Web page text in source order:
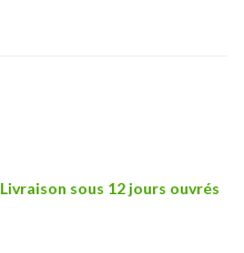
Livraison sous 12 jours ouvrés